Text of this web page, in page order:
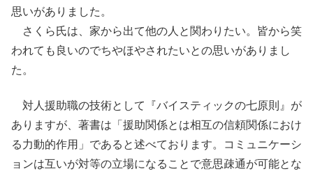
思いがありました。
さくら氏は、家から出て他の人と関わりたい。皆から笑
われても良いのでちやほやされたいとの思いがありまし
た。
対人援助職の技術として『バイスティックの七原則』が
ありますが、著書は「援助関係とは相互の信頼関係におけ
る力動的作用」であると述べております。コミュニケーシ
ョンは互いが対等の立場になることで意思疎通が可能とな